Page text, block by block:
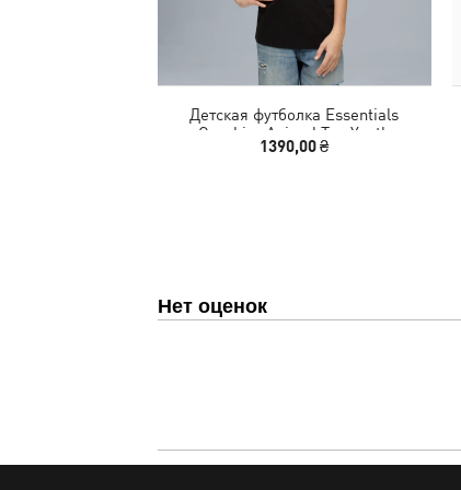
Детская футболка Essentials
Graphics Animal Tee Youth
1390,00 ₴
Нет оценок